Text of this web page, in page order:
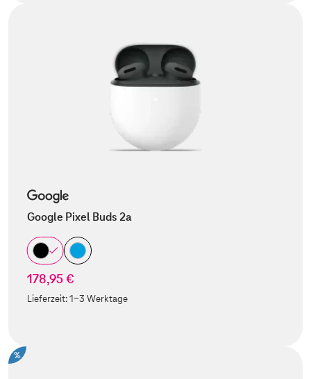
Google Pixel Buds 2a
178,95 €
Lieferzeit:1-3 Werktage
%